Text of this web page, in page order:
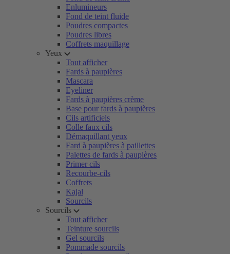
Enlumineurs
Fond de teint fluide
Poudres compactes
Poudres libres
Coffrets maquillage
Yeux
Tout afficher
Fards à paupières
Mascara
Eyeliner
Fards à paupières crème
Base pour fards à paupières
Cils artificiels
Colle faux cils
Démaquillant yeux
Fard à paupières à paillettes
Palettes de fards à paupières
Primer cils
Recourbe-cils
Coffrets
Kajal
Sourcils
Sourcils
Tout afficher
Teinture sourcils
Gel sourcils
Pommade sourcils